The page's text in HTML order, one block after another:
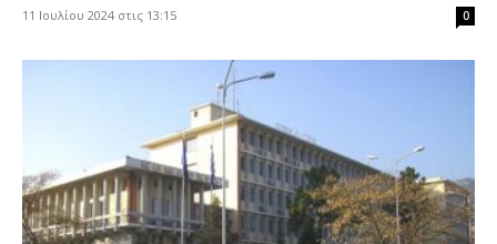
11 Ιουλίου 2024 στις 13:15 0